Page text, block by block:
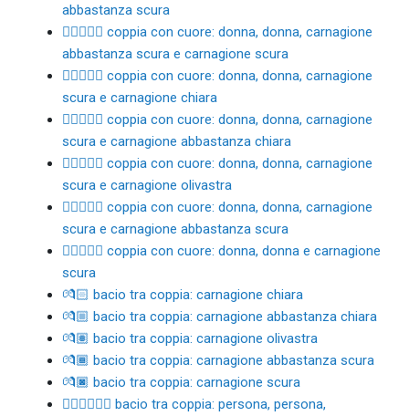
abbastanza scura
👩🏾‍❤️‍👩🏿 coppia con cuore: donna, donna, carnagione
abbastanza scura e carnagione scura
👩🏿‍❤️‍👩🏻 coppia con cuore: donna, donna, carnagione
scura e carnagione chiara
👩🏿‍❤️‍👩🏼 coppia con cuore: donna, donna, carnagione
scura e carnagione abbastanza chiara
👩🏿‍❤️‍👩🏽 coppia con cuore: donna, donna, carnagione
scura e carnagione olivastra
👩🏿‍❤️‍👩🏾 coppia con cuore: donna, donna, carnagione
scura e carnagione abbastanza scura
👩🏿‍❤️‍👩🏿 coppia con cuore: donna, donna e carnagione
scura
💏🏻 bacio tra coppia: carnagione chiara
💏🏼 bacio tra coppia: carnagione abbastanza chiara
💏🏽 bacio tra coppia: carnagione olivastra
💏🏾 bacio tra coppia: carnagione abbastanza scura
💏🏿 bacio tra coppia: carnagione scura
🧑🏻‍❤️‍💋‍🧑🏼 bacio tra coppia: persona, persona,